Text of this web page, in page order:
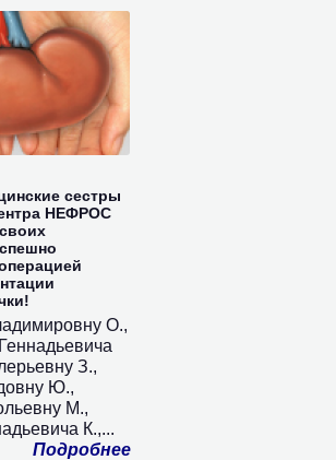
сестры
НЕФРОС
О.,
З.,
Ю.,
М.,
К.,...
Подробнее